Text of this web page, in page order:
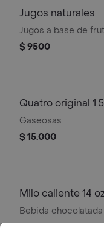
Jugos naturales
Jugos a base de
$ 9500
Quatro original
Gaseosas
$ 15.000
Milo caliente 14
Bebida